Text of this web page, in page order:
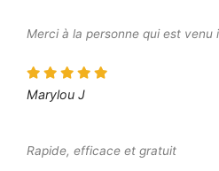
Merci à la personne qui est venu
Marylou J
Rapide, efficace et gratuit